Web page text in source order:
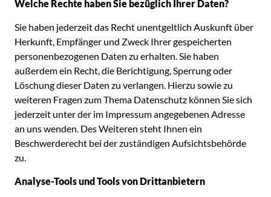
Welche Rechte haben Sie bezüglich Ihrer Daten?
Sie haben jederzeit das Recht unentgeltlich Auskunft über
Herkunft, Empfänger und Zweck Ihrer gespeicherten
personenbezogenen Daten zu erhalten. Sie haben
außerdem ein Recht, die Berichtigung, Sperrung oder
Löschung dieser Daten zu verlangen. Hierzu sowie zu
weiteren Fragen zum Thema Datenschutz können Sie sich
jederzeit unter der im Impressum angegebenen Adresse
an uns wenden. Des Weiteren steht Ihnen ein
Beschwerderecht bei der zuständigen Aufsichtsbehörde
zu.
Analyse-Tools und Tools von Drittanbietern